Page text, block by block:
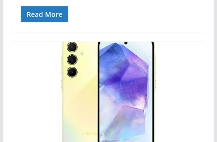
Read More